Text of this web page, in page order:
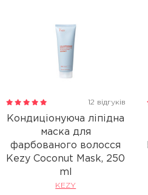
12 відгуків
Кондиціонуюча ліпідна
маска для
фарбованого волосся
Kezy Coconut Mask, 250
ml
KEZY